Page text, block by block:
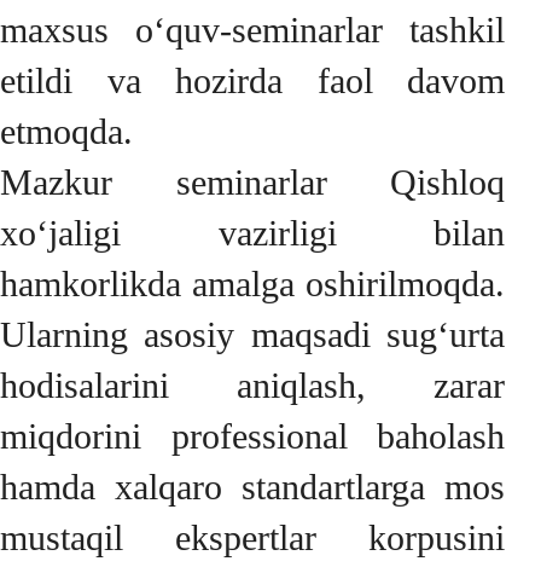
maxsus o‘quv-seminarlar tashkil
etildi va hozirda faol davom
etmoqda.
Mazkur seminarlar Qishloq
xo‘jaligi vazirligi bilan
hamkorlikda amalga oshirilmoqda.
Ularning asosiy maqsadi sug‘urta
hodisalarini aniqlash, zarar
miqdorini professional baholash
hamda xalqaro standartlarga mos
mustaqil ekspertlar korpusini